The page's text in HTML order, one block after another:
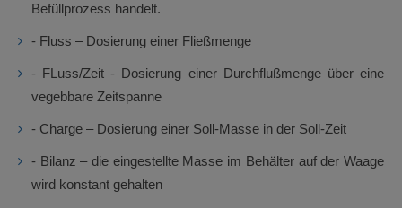
Befüllprozess handelt.
- Fluss – Dosierung einer Fließmenge
- FLuss/Zeit - Dosierung einer Durchflußmenge über eine
vegebbare Zeitspanne
- Charge – Dosierung einer Soll-Masse in der Soll-Zeit
- Bilanz – die eingestellte Masse im Behälter auf der Waage
wird konstant gehalten